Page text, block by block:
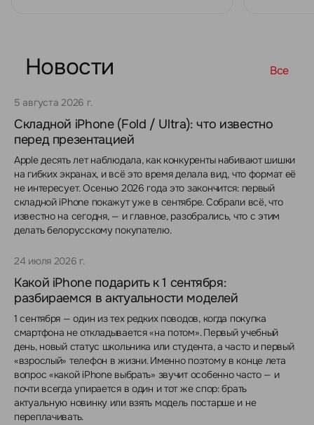
Новости Все
5 августа 2026 г.
Складной iPhone (Fold / Ultra): что известно
перед презентацией
Apple десять лет наблюдала, как конкуренты набивают шишки
на гибких экранах, и всё это время делала вид, что формат её
не интересует. Осенью 2026 года это закончится: первый
складной iPhone покажут уже в сентябре. Собрали всё, что
известно на сегодня, — и главное, разобрались, что с этим
делать белорусскому покупателю.
24 июля 2026 г.
Какой iPhone подарить к 1 сентября:
разбираемся в актуальности моделей
1 сентября — один из тех редких поводов, когда покупка
смартфона не откладывается «на потом». Первый учебный
день, новый статус школьника или студента, а часто и первый
«взрослый» телефон в жизни. Именно поэтому в конце лета
вопрос «какой iPhone выбрать» звучит особенно часто — и
почти всегда упирается в один и тот же спор: брать
актуальную новинку или взять модель постарше и не
переплачивать.